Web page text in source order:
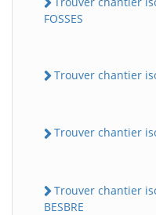
FOSSES
Trouver chantier
Trouver chantier
Trouver chantier
BESBRE